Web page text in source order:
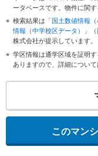
ータベースです。物件に関
検索結果は 「国土数値情報
情報（中学校区データ）」（
株式会社が提示しています。
学区情報は通学区域を証明
ありますので、詳細につい
このマン